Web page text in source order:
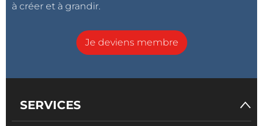
à créer et à grandir.
Je deviens membre
SERVICES